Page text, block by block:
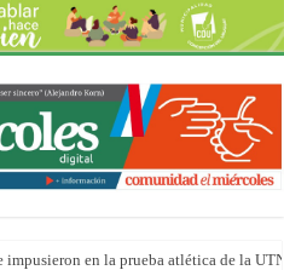
impusieron en la prueba atlética de la